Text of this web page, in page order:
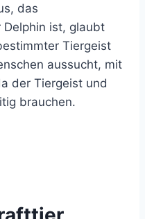
das
Delphin ist, glaubt
Tiergeist
aussucht, mit
der Tiergeist und
brauchen.